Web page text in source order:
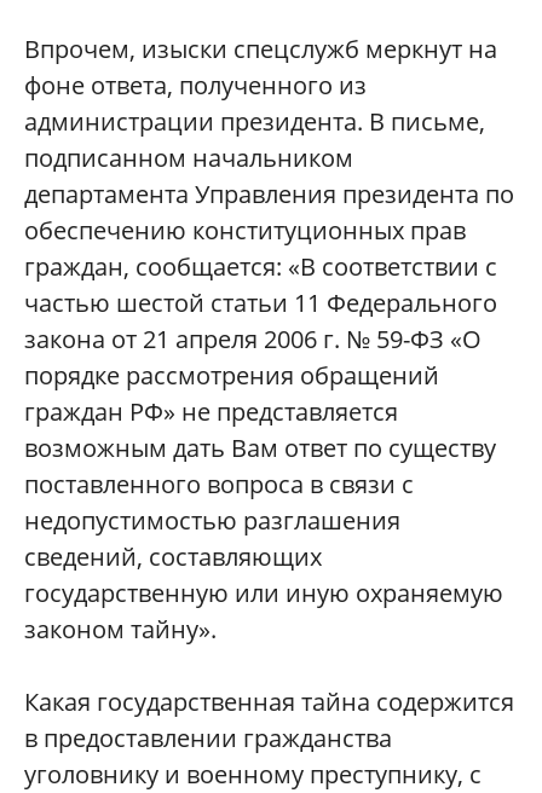
Впрочем, изыски спецслужб меркнут на
фоне ответа, полученного из
администрации президента. В письме,
подписанном начальником
департамента Управления президента по
обеспечению конституционных прав
граждан, сообщается: «В соответствии с
частью шестой статьи 11 Федерального
закона от 21 апреля 2006 г. № 59-ФЗ «О
порядке рассмотрения обращений
граждан РФ» не представляется
возможным дать Вам ответ по существу
поставленного вопроса в связи с
недопустимостью разглашения
сведений, составляющих
государственную или иную охраняемую
законом тайну».
Какая государственная тайна содержится
в предоставлении гражданства
уголовнику и военному преступнику, с